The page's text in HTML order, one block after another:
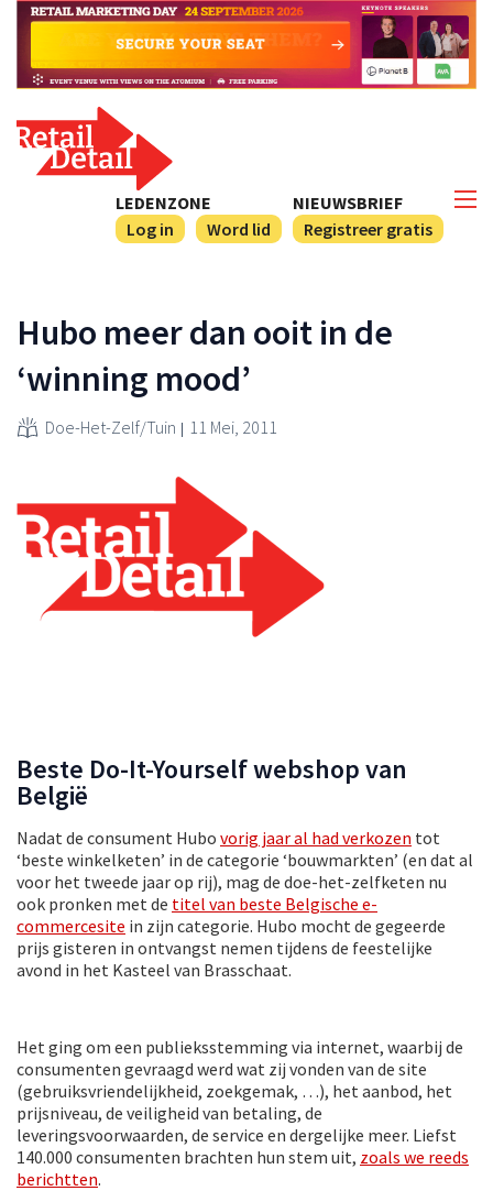
NIEUWSBRIEF
Registreer gratis
LEDENZONE
Log in
Word lid
Hubo meer dan ooit in de
‘winning mood’
Doe-Het-Zelf/Tuin 11 Mei, 2011
Beste Do-It-Yourself webshop van
België
Nadat de consument Hubo vorig jaar al had verkozen tot
‘beste winkelketen’ in de categorie ‘bouwmarkten’ (en dat al
voor het tweede jaar op rij), mag de doe-het-zelfketen nu
ook pronken met de titel van beste Belgische e-
commercesite in zijn categorie. Hubo mocht de gegeerde
prijs gisteren in ontvangst nemen tijdens de feestelijke
avond in het Kasteel van Brasschaat.
Het ging om een publieksstemming via internet, waarbij de
consumenten gevraagd werd wat zij vonden van de site
(gebruiksvriendelijkheid, zoekgemak, …), het aanbod, het
prijsniveau, de veiligheid van betaling, de
leveringsvoorwaarden, de service en dergelijke meer. Liefst
140.000 consumenten brachten hun stem uit, zoals we reeds
berichtten.